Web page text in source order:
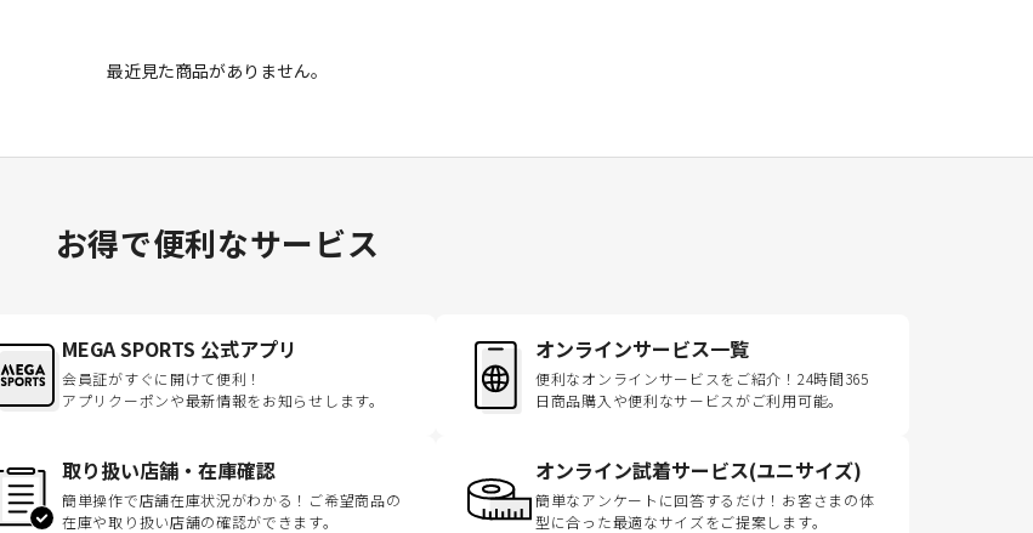
最近見た商品がありません。
お得で便利なサービス
MEGA SPORTS 公式アプリ
会員証がすぐに開けて便利！
アプリクーポンや最新情報をお知らせします。
オンラインサービス一覧
便利なオンラインサービスをご紹介！24時間365
日商品購入や便利なサービスがご利用可能。
取り扱い店舗・在庫確認
簡単操作で店舗在庫状況がわかる！ご希望商品の
在庫や取り扱い店舗の確認ができます。
オンライン試着サービス(ユニサイズ)
簡単なアンケートに回答するだけ！お客さまの体
型に合った最適なサイズをご提案します。